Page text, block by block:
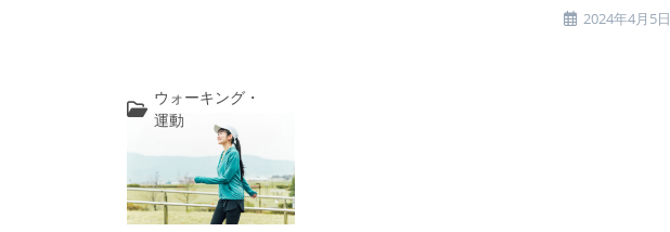
投 2024年4月5日
投
テ
ゴ
ウォーキング・
運動